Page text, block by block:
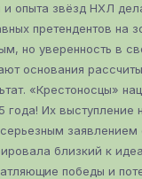
и опыта звёзд НХЛ
претендентов на
но уверенность в
основания
«Крестоносцы»
года! Их выступление
заявлением
близкий к
победы и